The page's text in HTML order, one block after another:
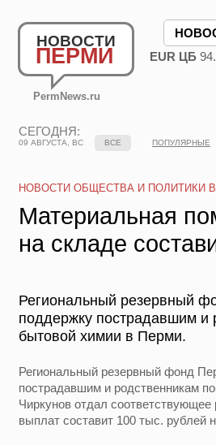
НОВОСТИ
ПЕРМИ
PermNews.ru
EUR ЦБ
СЕГОДНЯ:
09 АВГУСТА, ВС ВСЕ ПОПУЛЯРНЫЕ
НОВОСТИ ОБЩЕСТВА И ПОЛИТИКИ
Материальная
на складе
Региональный резервный
поддержку пострадавшим и
бытовой химии в Перми.
Региональный резервный фонд
пострадавшим и родственникам
Чиркунов отдал
выплат составит 100 тыс. рублей